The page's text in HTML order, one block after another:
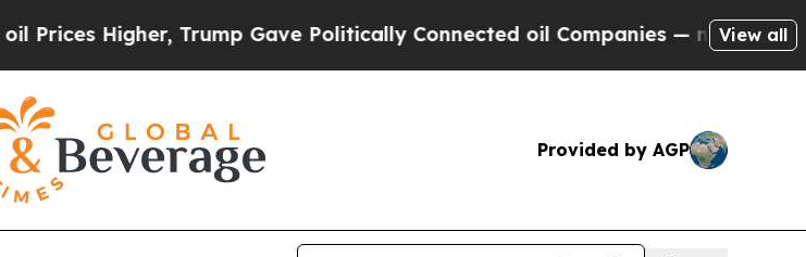
Higher, Trump Gave Politically Connected oil Companies — not Taxpayers —
View all
Provided by AGP